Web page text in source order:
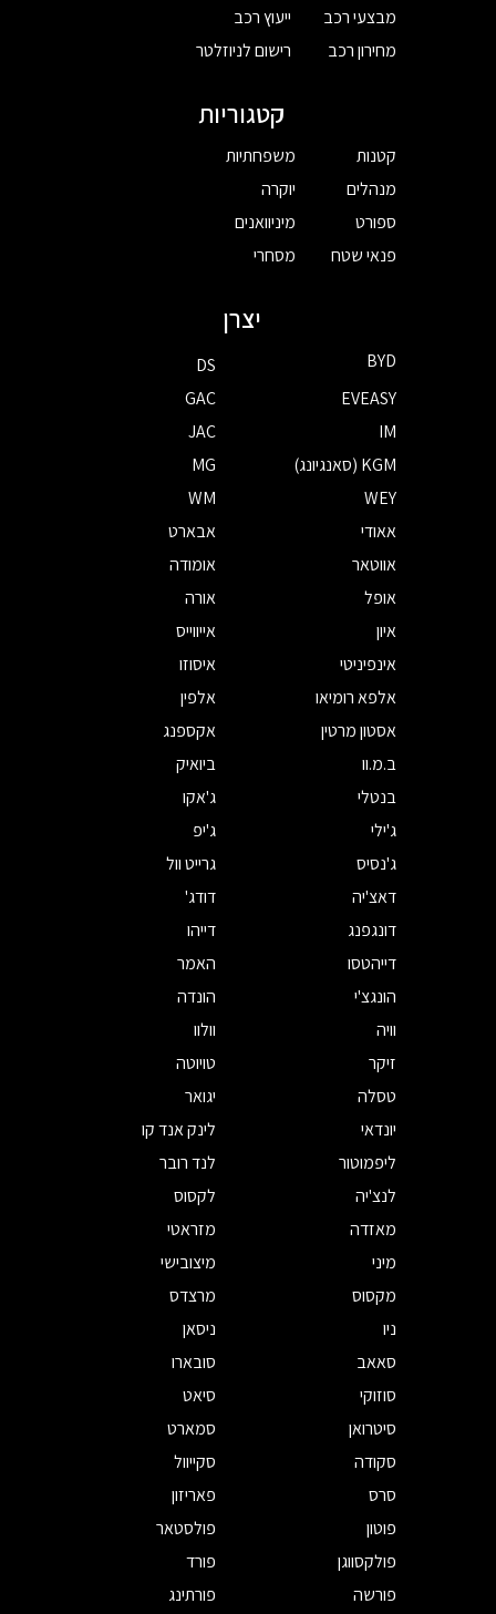
מבצעי רכב
מחירון רכב
ייעוץ רכב
רישום לניוזלטר
קטגוריות
קטנות
מנהלים
ספורט
פנאי שטח
משפחתיות
יוקרה
מיניוואנים
מסחרי
יצרן
BYD
DS
EVEASY
GAC
IM
JAC
KGM (סאנגיונג)
MG
WEY
WM
אאודי
אבארט
אווטאר
אומודה
אופל
אורה
איון
אייווייס
אינפיניטי
איסוזו
אלפא רומיאו
אלפין
אסטון מרטין
אקספנג
ב.מ.וו
ביואיק
בנטלי
ג'אקו
ג'ילי
ג'יפ
ג'נסיס
גרייט וול
דאצ'יה
דודג'
דונגפנג
דייהו
דייהטסו
האמר
הונגצ'י
הונדה
וויה
וולוו
זיקר
טויוטה
טסלה
יגואר
יונדאי
לינק אנד קו
ליפמוטור
לנד רובר
לנצ'יה
לקסוס
מאזדה
מזראטי
מיני
מיצובישי
מקסוס
מרצדס
ניו
ניסאן
סאאב
סובארו
סוזוקי
סיאט
סיטרואן
סמארט
סקודה
סקייוול
סרס
פאריזון
פוטון
פולסטאר
פולקסווגן
פורד
פורשה
פורתינג